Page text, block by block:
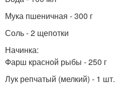
Мука пшеничная - 300 г
Соль - 2 щепотки
Начинка:
Фарш красной рыбы - 250 г
Лук репчатый (мелкий) - 1 шт.